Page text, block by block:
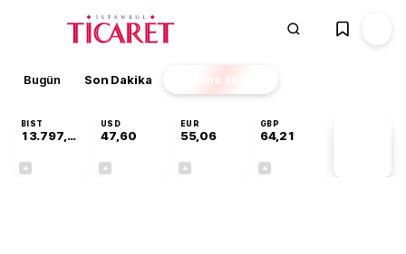
Bugün Son Dakika Finans EKSTRA
BIST
13.797,21
USD
47,60
EUR
55,06
GBP
64,21